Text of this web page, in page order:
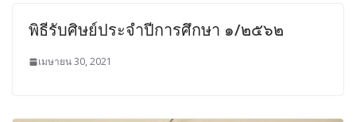
พิธีรับศิษย์ประจำปีการศึกษา ๑/๒๕๖๒
เมษายน 30, 2021